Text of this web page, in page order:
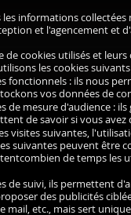
les informations
et l'agencement et
de cookies utilisés et leurs
les cookies
fonctionnels : ils nous
vos données de
de mesure d'audience :
de savoir si vous
visites suivantes,
suivantes peuvent être
de temps les
de suivi, ils permettent
des publicités
mail, etc., mais sert